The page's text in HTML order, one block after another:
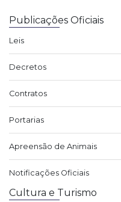
Publicações Oficiais
Leis
Decretos
Contratos
Portarias
Apreensão de Animais
Notificações Oficiais
Cultura e Turismo